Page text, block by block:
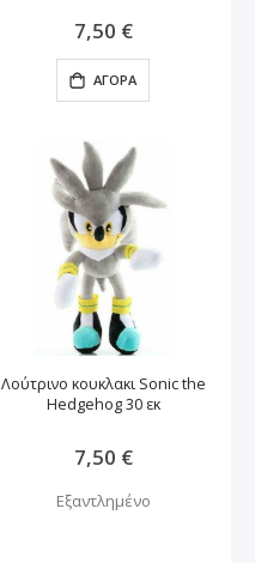
7,50 €
ΑΓΟΡΆ
Λούτρινο κουκλακι Sonic the
Hedgehog 30 εκ
7,50 €
Εξαντλημένο